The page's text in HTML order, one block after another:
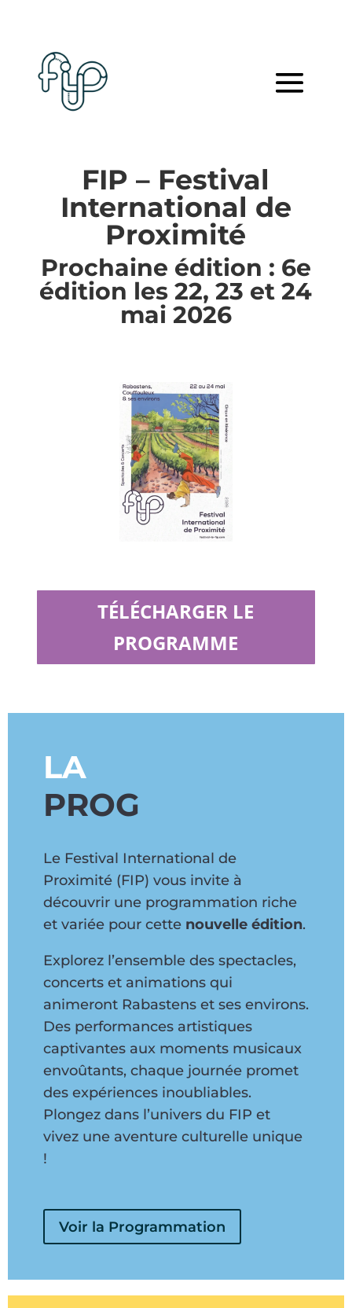
FIP – Festival
International de
Proximité
Prochaine édition : 6e
édition les 22, 23 et 24
mai 2026
TÉLÉCHARGER LE
PROGRAMME
LA
PROG
Le Festival International de
Proximité (FIP) vous invite à
découvrir une programmation riche
et variée pour cette nouvelle édition.
Explorez l’ensemble des spectacles,
concerts et animations qui
animeront Rabastens et ses environs.
Des performances artistiques
captivantes aux moments musicaux
envoûtants, chaque journée promet
des expériences inoubliables.
Plongez dans l’univers du FIP et
vivez une aventure culturelle unique
!
Voir la Programmation